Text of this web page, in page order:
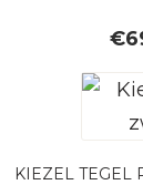
€
KIEZEL TEGEL